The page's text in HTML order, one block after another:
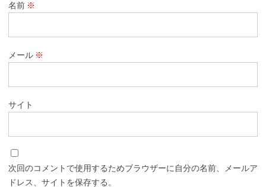
名前 ※
メール ※
サイト
次回のコメントで使用するためブラウザーに自分の名前、メールア
ドレス、サイトを保存する。